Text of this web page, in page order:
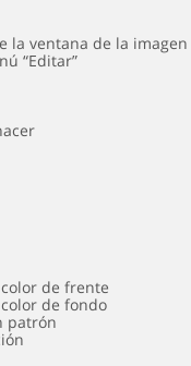
la ventana de la imagen
“Editar”
de frente
de fondo
patrón